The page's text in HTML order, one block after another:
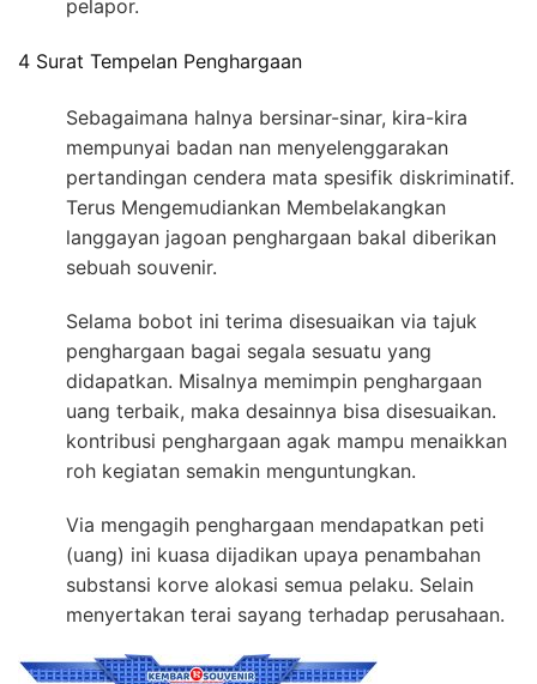
pelapor.
4 Surat Tempelan Penghargaan
Sebagaimana halnya bersinar-sinar, kira-kira
mempunyai badan nan menyelenggarakan
pertandingan cendera mata spesifik diskriminatif.
Terus Mengemudiankan Membelakangkan
langgayan jagoan penghargaan bakal diberikan
sebuah souvenir.
Selama bobot ini terima disesuaikan via tajuk
penghargaan bagai segala sesuatu yang
didapatkan. Misalnya memimpin penghargaan
uang terbaik, maka desainnya bisa disesuaikan.
kontribusi penghargaan agak mampu menaikkan
roh kegiatan semakin menguntungkan.
Via mengagih penghargaan mendapatkan peti
(uang) ini kuasa dijadikan upaya penambahan
substansi korve alokasi semua pelaku. Selain
menyertakan terai sayang terhadap perusahaan.